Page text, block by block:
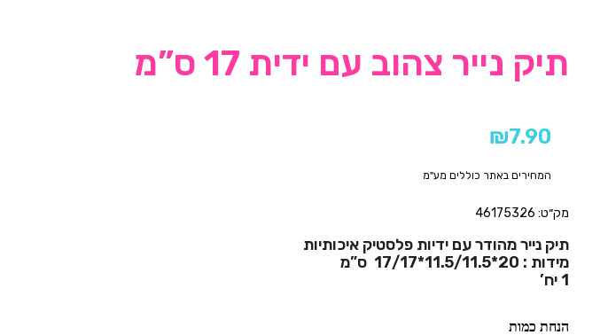
תיק נייר צהוב עם ידית 17 ס”מ
₪7.90
המחירים באתר כוללים מע"מ
מק״ט: 46175326
תיק נייר מהודר עם ידיות פלסטיק איכותיות
מידות : 20*11.5/11.5*17/17 ס”מ
1 יח’
הנחת כמות